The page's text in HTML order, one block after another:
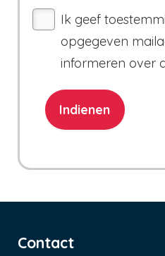
Ik geef
opgegeven
informeren over
Contact